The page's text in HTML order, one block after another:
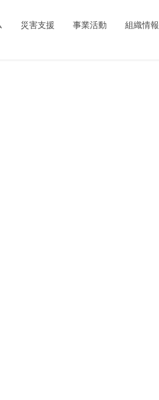
single.php on line1
災害支援 事業活動 組織情報